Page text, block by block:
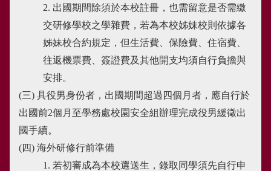
2. 出國期間除須於本校註冊，也需留意是否需繳
交研修學校之學雜費，若為本校姊妹校則依據各
姊妹校合約規定，但生活費、保險費、住宿費、
往返機票費、簽證費及其他開支均須自行負擔與
安排。
(三) 具役男身份者，出國期間超過四個月者，應自行於
出國前2個月至學務處校園安全組辦理完成役男緩徵出
國手續。
(四) 海外研修行前準備
1. 若初審成為本校選送生，錄取同學須先自行申